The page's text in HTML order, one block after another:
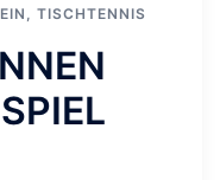
, TISCHTENNIS